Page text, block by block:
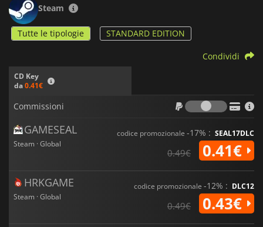
Steam
Tutte le tipologie STANDARD EDITION
CD Key
da0.41€
Condividi
Commissioni
GAMESEAL
Steam · Global
codice promozionale -17% : SEAL17DLC
0.49€ 0.41€
HRKGAME
Steam · Global
codice promozionale -12% : DLC12
0.49€ 0.43€